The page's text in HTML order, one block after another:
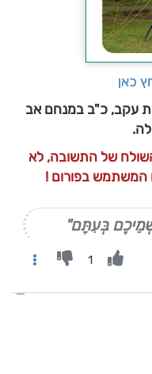
כאן
עקב, כ"ב במנחם אב
של התשובה, לא
בפורום !
בְּעִתָּם"
1